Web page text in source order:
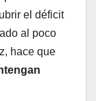
el déficit
al poco
hace que